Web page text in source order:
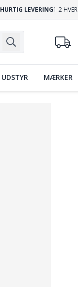
HURTIG LEVERING1-2
UDSTYR MÆRKER